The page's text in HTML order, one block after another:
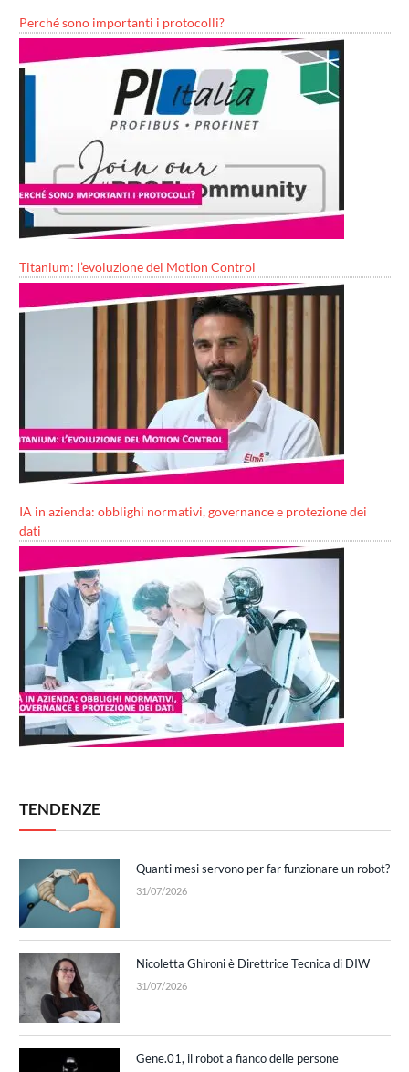
Perché sono importanti i protocolli?
Titanium: l’evoluzione del Motion Control
IA in azienda: obblighi normativi, governance e protezione dei
dati
TENDENZE
Quanti mesi servono per far funzionare un robot?
31/07/2026
Nicoletta Ghironi è Direttrice Tecnica di DIW
31/07/2026
Gene.01, il robot a fianco delle persone